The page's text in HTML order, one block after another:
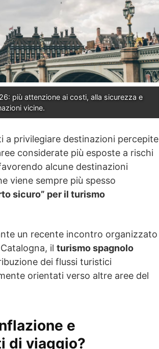
più attenzione ai costi, alla sicurezza e
vicine.
a privilegiare destinazioni percepite
considerate più esposte a rischi
alcune destinazioni
viene sempre più spesso
sicuro” per il turismo
un recente incontro organizzato
il turismo spagnolo
dei flussi turistici
orientati verso altre aree del
e
di viaggio?